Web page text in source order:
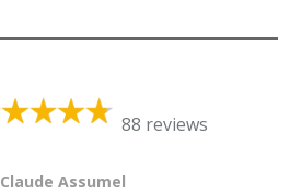
88 reviews
Claude Assumel